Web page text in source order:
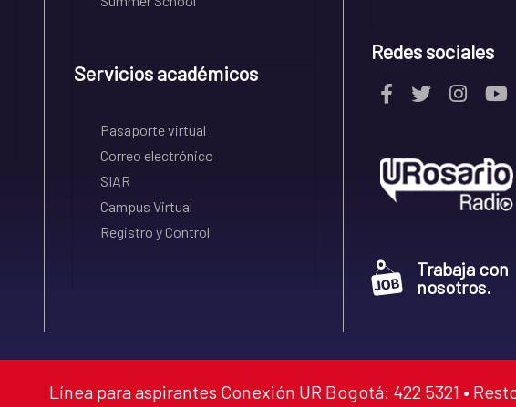
Servicios académicos
Pasaporte virtual
Correo electrónico
SIAR
Campus Virtual
Registro y Control
Redes sociales
Trabaja con
nosotros.
Línea para aspirantes Conexión UR Bogotá: 422 5321 •